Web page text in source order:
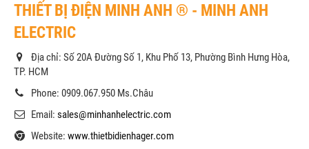
THIẾT BỊ ĐIỆN MINH ANH ® - MINH ANH
ELECTRIC
Địa chỉ: Số 20A Đường Số 1, Khu Phố 13, Phường Bình Hưng Hòa,
TP. HCM
Phone: 0909.067.950 Ms.Châu
Email: sales@minhanhelectric.com
Website: www.thietbidienhager.com